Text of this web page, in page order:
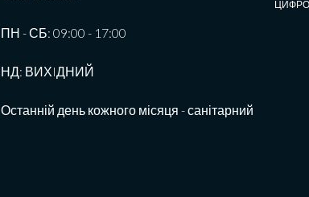
ПН - СБ: 09:00 - 17:00
НД: ВИХIДНИЙ
Останній день кожного місяця - санітарний